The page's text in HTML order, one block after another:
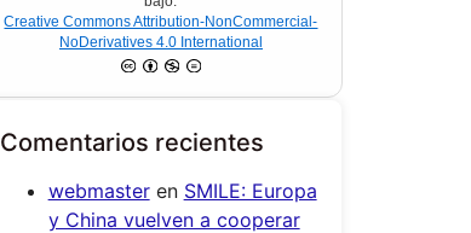
Creative Commons Attribution-NonCommercial-
NoDerivatives 4.0 International
Comentarios recientes
webmasteren SMILE: Europa
y China vuelven a cooperar